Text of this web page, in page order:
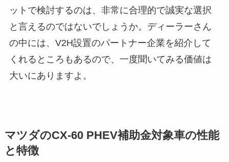
ットで検討するのは、非常に合理的で誠実な選択
と言えるのではないでしょうか。ディーラーさん
の中には、V2H設置のパートナー企業を紹介して
くれるところもあるので、一度聞いてみる価値は
大いにありますよ。
マツダのCX-60 PHEV補助金対象車の性能
と特徴